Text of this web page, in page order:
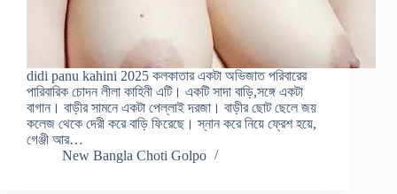
didi panu kahini 2025 কলকাতার একটা অভিজাত পরিবারের
পারিবারিক চোদন লীলা কাহিনী এটি। একটি সাদা বাড়ি,সঙ্গে একটা
বাগান। বাড়ীর সামনে একটা পেল্লাই দরজা। বাড়ীর ছোট ছেলে জয়
কলেজ থেকে দেরী করে বাড়ি ফিরেছে। স্নান করে নিয়ে ফ্রেশ হয়ে,
গেঞ্জী আর…
New Bangla Choti Golpo